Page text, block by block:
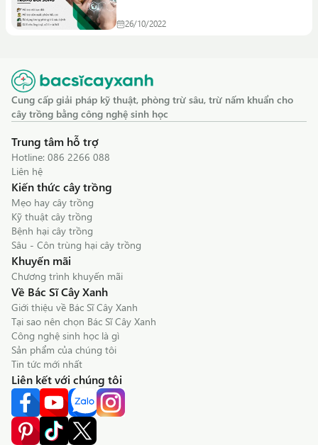
26/10/2022
Cung cấp giải pháp kỹ thuật, phòng trừ sâu, trừ nấm khuẩn cho
cây trồng bằng công nghệ sinh học
Trung tâm hỗ trợ
Hotline: 086 2266 088
Liên hệ
Kiến thức cây trồng
Mẹo hay cây trồng
Kỹ thuật cây trồng
Bệnh hại cây trồng
Sâu - Côn trùng hại cây trồng
Khuyến mãi
Chương trình khuyến mãi
Về Bác Sĩ Cây Xanh
Giới thiệu về Bác Sĩ Cây Xanh
Tại sao nên chọn Bác Sĩ Cây Xanh
Công nghệ sinh học là gì
Sản phẩm của chúng tôi
Tin tức mới nhất
Liên kết với chúng tôi